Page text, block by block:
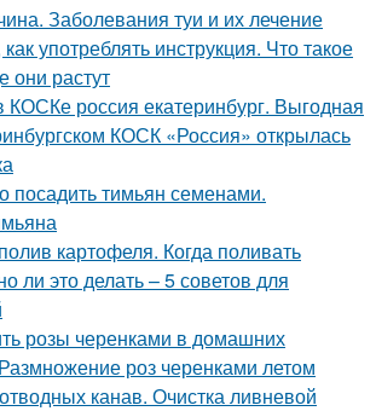
Заболевания туи и их лечение
употреблять инструкция. Что такое
они растут
КОСКе россия екатеринбург. Выгодная
КОСК «Россия» открылась
посадить тимьян семенами.
картофеля. Когда поливать
ли это делать – 5 советов для
розы черенками в домашних
роз черенками летом
канав. Очистка ливневой